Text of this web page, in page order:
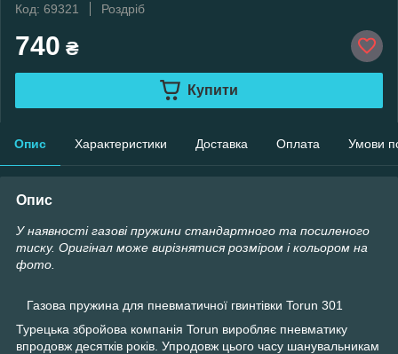
Код: 69321
Роздріб
740 ₴
Купити
Опис Характеристики Доставка Оплата Умови
Опис
У наявності газові пружини стандартного та посиленого
тиску. Оригінал може вирізнятися розміром і кольором на
фото.
Газова пружина для пневматичної гвинтівки Torun 301
Турецька збройова компанія Torun виробляє пневматику
впродовж десятків років. Упродовж цього часу шанувальникам